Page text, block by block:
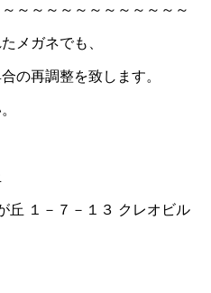
～～～～～～～～～～～～
メガネでも、
の再調整を致します。
丘 １－７－１３ クレオビル